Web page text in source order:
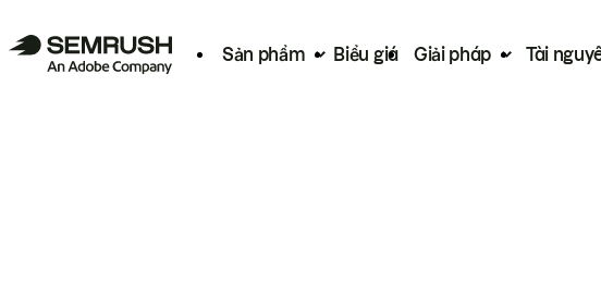
Sản phẩm Biểu giá Giải pháp Tài